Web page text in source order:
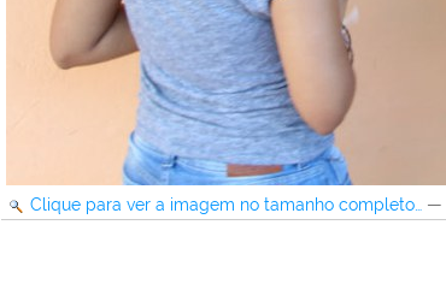
Clique para ver a imagem no tamanho completo… —